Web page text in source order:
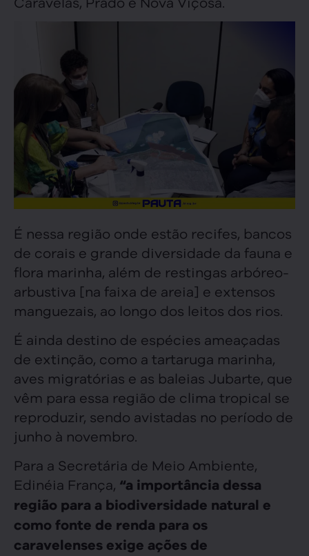
É nessa região onde estão recifes, bancos
de corais e grande diversidade da fauna e
flora marinha, além de restingas arbóreo-
arbustiva [na faixa de areia] e extensos
manguezais, ao longo dos leitos dos rios.
É ainda destino de espécies ameaçadas
de extinção, como a tartaruga marinha,
aves migratórias e as baleias Jubarte, que
vêm para essa região de clima tropical se
reproduzir, sendo avistadas no período de
junho à novembro.
Para a Secretária de Meio Ambiente,
Edinéia França, “a importância dessa
região para a biodiversidade natural e
como fonte de renda para os
caravelenses exige ações de